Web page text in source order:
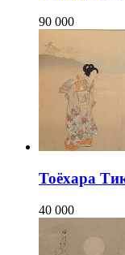
90 000
Тоёхара
40 000